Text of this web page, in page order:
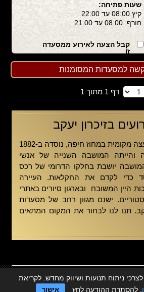
שעות פתיחה:
קיץ 08:00 עד 22:00
חורף: 08:00 עד 21:00
קבל הצעה לאירוע ממסעדה
זו
למסעדות המסומנות
דף 1 מתוך 1
בזיכרון יעקב
זיכרון יעקב הינה מועצה מקומית במחוז חיפה, נוסדה ב-1882
והייתה המושבה השנייה של אנשי
יושבת בחלקו הדרומי של רכס
כדי לקדם את החקלאות. העיירה
היין המשובח ובארגון סיורים באתרי
ישנם מגוון רחב של מסעדות
תנו לנו לבחור את המקום המתאים
ניתוח תנועות ושיווק מחדש. לקריאת
. להסתרת ההודעה לחץ אישור